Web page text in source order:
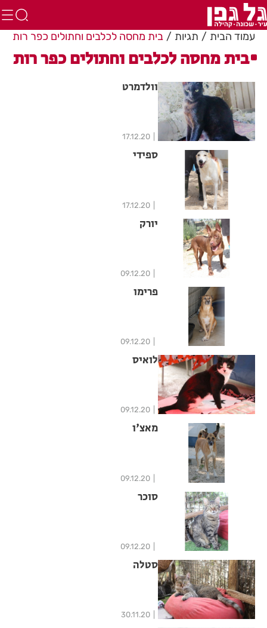
עמוד הבית תגיות בית מחסה לכלבים וחתולים כפר רות
בית מחסה לכלבים וחתולים כפר רות
וולדמרט
17.12.20
ספידי
17.12.20
יורק
09.12.20
פרימו
09.12.20
לואיס
09.12.20
מאצ'ו
09.12.20
סוכר
09.12.20
סטלה
30.11.20